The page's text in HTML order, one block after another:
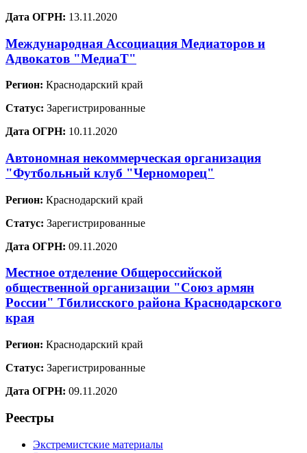
Дата ОГРН: 13.11.2020
Международная Ассоциация Медиаторов и
Адвокатов "МедиаТ"
Регион: Краснодарский край
Статус: Зарегистрированные
Дата ОГРН: 10.11.2020
Автономная некоммерческая организация
"Футбольный клуб "Черноморец"
Регион: Краснодарский край
Статус: Зарегистрированные
Дата ОГРН: 09.11.2020
Местное отделение Общероссийской
общественной организации "Союз армян
России" Тбилисского района Краснодарского
края
Регион: Краснодарский край
Статус: Зарегистрированные
Дата ОГРН: 09.11.2020
Реестры
Экстремистские материалы